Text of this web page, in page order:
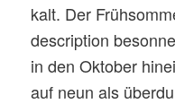
kalt. Der
description
in den Oktober
auf neun als